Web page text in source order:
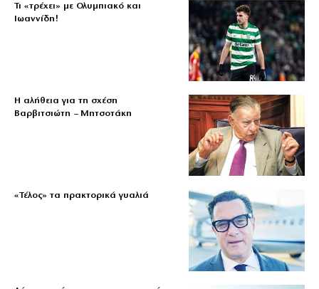
Τι «τρέχει» με Ολυμπιακό και
Ιωαννίδη!
Η αλήθεια για τη σχέση
Βαρβιτσιώτη – Μητσοτάκη
«Τέλος» τα πρακτορικά γυαλιά